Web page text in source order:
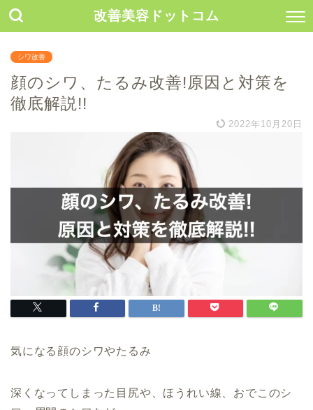
改善美容ドットコム
シワ改善
顔のシワ、たるみ改善!原因と対策を
徹底解説!!
2022年10月20日
気になる顔のシワやたるみ
深くなってしまった目尻や、ほうれい線、おでこのシ